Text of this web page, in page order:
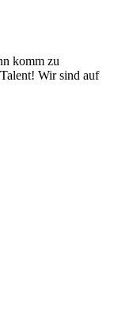
komm zu
Wir sind auf